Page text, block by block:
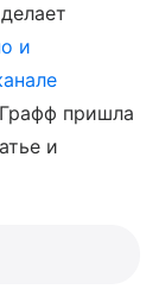
и
пришла
и